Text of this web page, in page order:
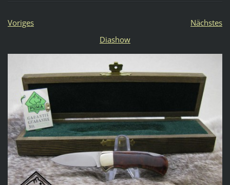
Voriges
Nächstes
Diashow